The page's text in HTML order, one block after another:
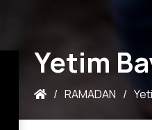
Yetim
/ RAMADAN /